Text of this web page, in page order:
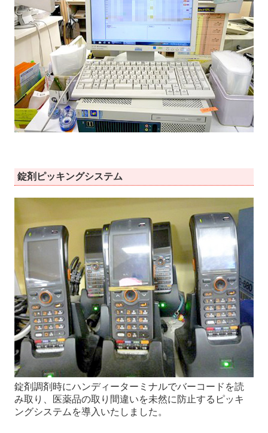
錠剤ピッキングシステム
錠剤調剤時にハンディーターミナルでバーコードを読
み取り、医薬品の取り間違いを未然に防止するピッキ
ングシステムを導入いたしました。